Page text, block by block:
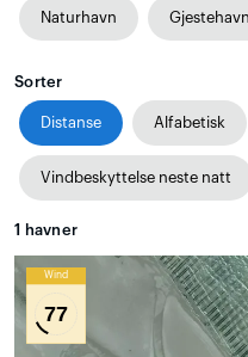
Naturhavn Gjestehavn
Sorter
Distanse Alfabetisk
Vindbeskyttelse neste natt
1 havner
Wind
77